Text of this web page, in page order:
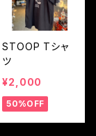
STOOP Tシャ
ツ
¥2,000
50%OFF